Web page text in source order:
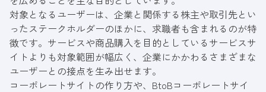
対象となるユーザーは、企業と関係する株主や取引先とい
ったステークホルダーのほかに、求職者も含まれるのが特
徴です。サービスや商品購入を目的としているサービスサ
イトよりも対象範囲が幅広く、企業にかかわるさまざまな
ユーザーとの接点を生み出せます。
コーポレートサイトの作り方や、BtoBコーポレートサイ